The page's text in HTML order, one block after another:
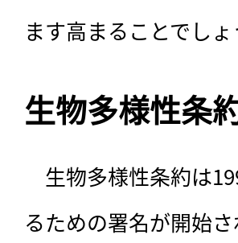
ます高まることでしょ
生物多様性条
生物多様性条約は
るための署名が開始